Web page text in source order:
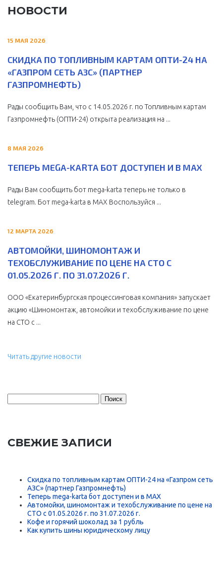
НОВОСТИ
15 МАЯ 2026
СКИДКА ПО ТОПЛИВНЫМ КАРТАМ ОПТИ-24 НА
«ГАЗПРОМ СЕТЬ АЗС» (ПАРТНЕР
ГАЗПРОМНЕФТЬ)
Рады сообщить Вам, что с 14.05.2026 г. по Топливным картам
Газпромнефть (ОПТИ-24) открыта реализация на ...
8 МАЯ 2026
ТЕПЕРЬ MEGA-KARTA БОТ ДОСТУПЕН И В MAX
Рады Вам сообщить бот mega-karta теперь не только в
telegram. Бот mega-karta в МАХ Воспользуйся ...
12 МАРТА 2026
АВТОМОЙКИ, ШИНОМОНТАЖ И
ТЕХОБСЛУЖИВАНИЕ ПО ЦЕНЕ НА СТО С
01.05.2026 Г. ПО 31.07.2026 Г.
ООО «Екатеринбургская процессинговая компания» запускает
акцию «Шиномонтаж, автомойки и техобслуживание по цене
на СТО с ...
Читать другие новости
СВЕЖИЕ ЗАПИСИ
Скидка по топливным картам ОПТИ-24 на «Газпром сеть
АЗС» (партнер Газпромнефть)
Теперь mega-karta бот доступен и в MAX
Автомойки, шиномонтаж и техобслуживание по цене на
СТО с 01.05.2026 г. по 31.07.2026 г.
Кофе и горячий шоколад за 1 рубль
Как купить шины юридическому лицу